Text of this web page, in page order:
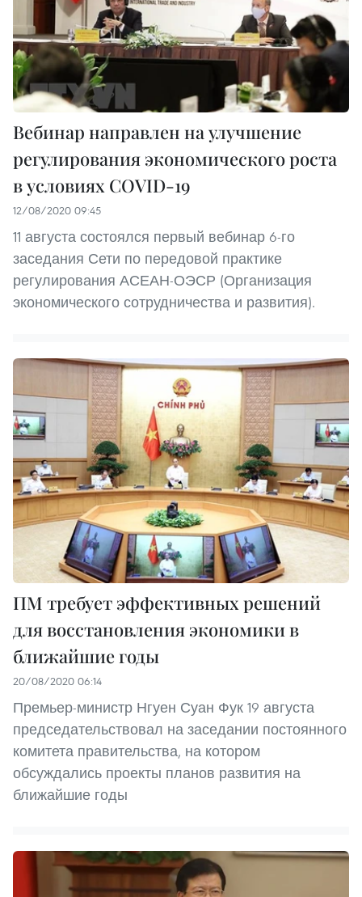
Вебинар направлен на улучшение
регулирования экономического роста
в условиях COVID-19
12/08/2020 09:45
11 августа состоялся первый вебинар 6-го
заседания Сети по передовой практике
регулирования АСЕАН-ОЭСР (Организация
экономического сотрудничества и развития).
ПМ требует эффективных решений
для восстановления экономики в
ближайшие годы
20/08/2020 06:14
Премьер-министр Нгуен Суан Фук 19 августа
председательствовал на заседании постоянного
комитета правительства, на котором
обсуждались проекты планов развития на
ближайшие годы